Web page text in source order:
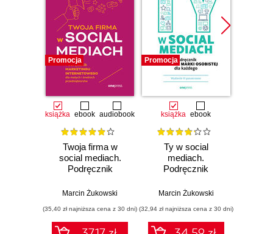
Promocja
książka ebook audiobook
Twoja firma w
social mediach.
Podręcznik
internetowego dla
przedsiębiorstw.
Wydanie IV
Marcin Żukowski
(35,40 zł najniższa cena z 30 dni)
Promocja
książka ebook
Ty w social
mediach.
Podręcznik
osobistej dla
III poszerzone
Marcin Żukowski
(32,94 zł najniższa cena z 30 dni)